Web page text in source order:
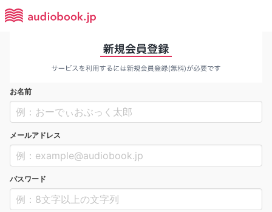
お名前
メールアドレス
パスワード